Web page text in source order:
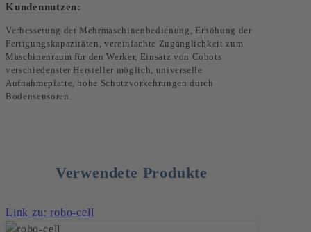
Kundennutzen:
Verbesserung der Mehrmaschinenbedienung, Erhöhung der
Fertigungskapazitäten, vereinfachte Zugänglichkeit zum
Maschinenraum für den Werker, Einsatz von Cobots
verschiedenster Hersteller möglich, universelle
Aufnahmeplatte, hohe Schutzvorkehrungen durch
Bodensensoren.
Verwendete Produkte
Link zu: robo-cell